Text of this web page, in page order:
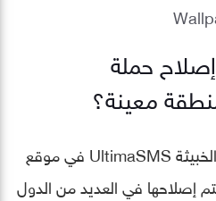
حملة
لا يتم إصلاح حملة الاحتيال الخبيثة UltimaSMS في موقع
في العديد من الدول